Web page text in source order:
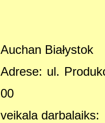
Auchan Białystok
Adrese: ul.
00
veikala darbalaiks: